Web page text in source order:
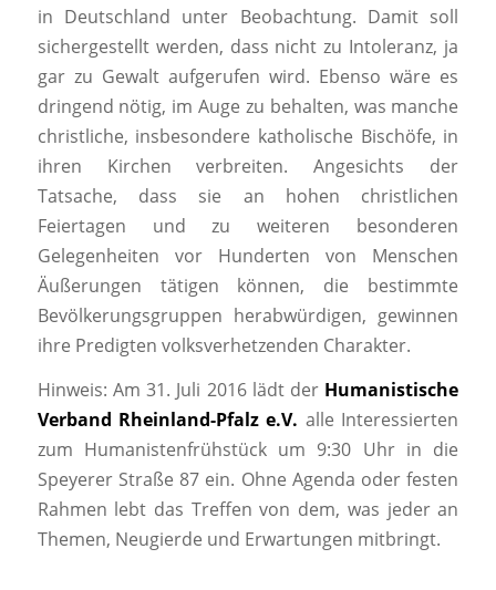
in Deutschland unter Beobachtung. Damit soll
sichergestellt werden, dass nicht zu Intoleranz, ja
gar zu Gewalt aufgerufen wird. Ebenso wäre es
dringend nötig, im Auge zu behalten, was manche
christliche, insbesondere katholische Bischöfe, in
ihren Kirchen verbreiten. Angesichts der
Tatsache, dass sie an hohen christlichen
Feiertagen und zu weiteren besonderen
Gelegenheiten vor Hunderten von Menschen
Äußerungen tätigen können, die bestimmte
Bevölkerungsgruppen herabwürdigen, gewinnen
ihre Predigten volksverhetzenden Charakter.
Hinweis: Am 31. Juli 2016 lädt der Humanistische
Verband Rheinland-Pfalz e.V. alle Interessierten
zum Humanistenfrühstück um 9:30 Uhr in die
Speyerer Straße 87 ein. Ohne Agenda oder festen
Rahmen lebt das Treffen von dem, was jeder an
Themen, Neugierde und Erwartungen mitbringt.